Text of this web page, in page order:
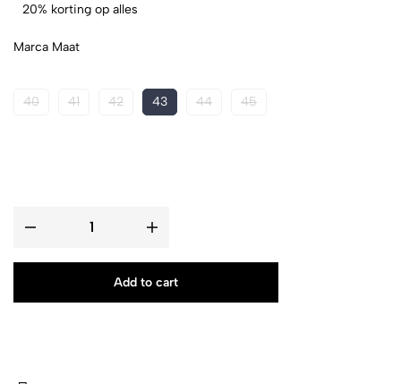
20% korting op alles
Marca Maat
40 41 42 43 44 45
Add to cart